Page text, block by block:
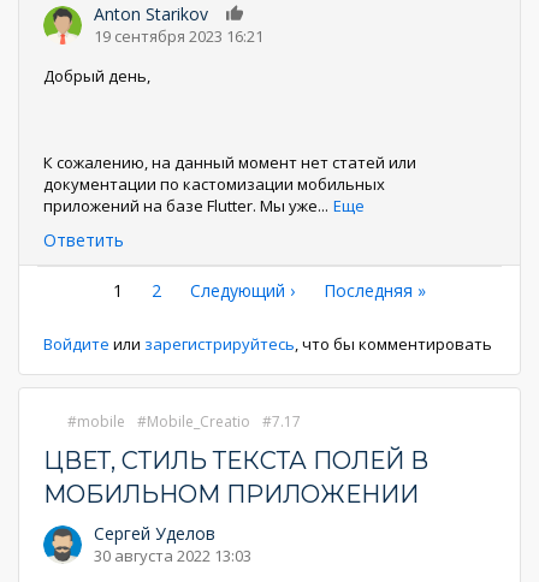
Anton Starikov
19 сентября 2023 16:21
Добрый день,
К сожалению, на данный момент нет статей или
документации по кастомизации мобильных
приложений на базе Flutter. Мы уже... Еще
Ответить
Нумерация
Текущая
1 Страница
2
Следующая
Следующий ›
Последняя
Последняя »
Войдите или зарегистрируйтесь, что бы комментировать
mobile Mobile_Creatio 7.17
ЦВЕТ, СТИЛЬ ТЕКСТА ПОЛЕЙ В
МОБИЛЬНОМ ПРИЛОЖЕНИИ
Сергей Уделов
30 августа 2022 13:03